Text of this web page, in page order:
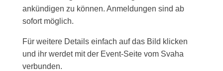
ankündigen zu können. Anmeldungen sind ab
sofort möglich.
Für weitere Details einfach auf das Bild klicken
und ihr werdet mit der Event-Seite vom Svaha
verbunden.